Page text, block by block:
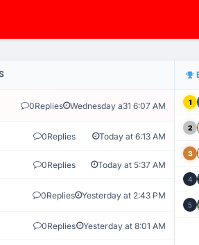
HỆ THỐNG GIÁM SÁT TỰ
0Replies Wednesday a31 6:07 AM
0Replies Today at 6:13 AM
0Replies Today at 5:37 AM
0Replies Yesterday at 2:43 PM
0Replies Yesterday at 8:01 AM
1
2
3
4
5